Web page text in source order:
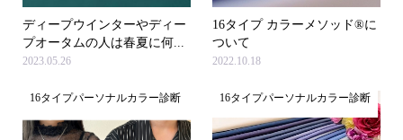
ディープウインターやディー
プオータムの人は春夏に何...
2023.05.26
16タイプ カラーメソッド®に
ついて
2022.10.18
16タイプパーソナルカラー診断 16タイプパーソナルカラー診断